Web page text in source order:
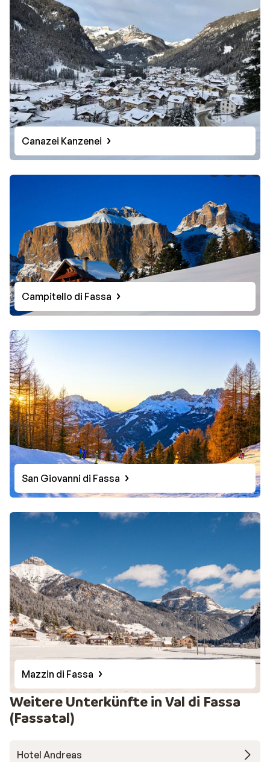
Canazei Kanzenei
Campitello di Fassa
San Giovanni di Fassa
Mazzin di Fassa
Weitere Unterkünfte in Val di Fassa
(Fassatal)
Hotel Andreas